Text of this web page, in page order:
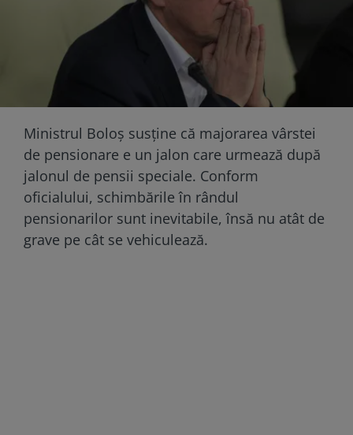
Ministrul Boloș susține că majorarea vârstei
de pensionare e un jalon care urmează după
jalonul de pensii speciale. Conform
oficialului, schimbările în rândul
pensionarilor sunt inevitabile, însă nu atât de
grave pe cât se vehiculează.